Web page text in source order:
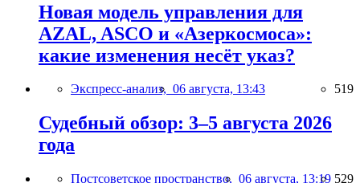
Новая модель управления для
AZAL, ASCO и «Азеркосмоса»:
какие изменения несёт указ?
Экспресс-анализ, 06 августа, 13:43 519
Судебный обзор: 3–5 августа 2026
года
Постсоветское пространство, 06 августа, 13:19 529